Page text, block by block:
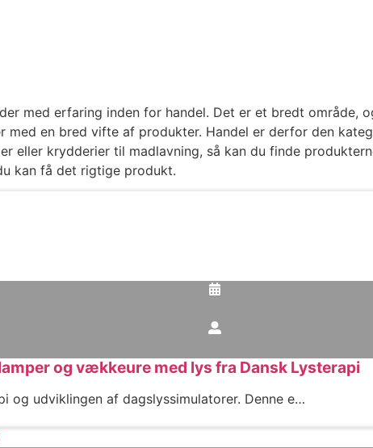
med erfaring inden for handel. Det er et bredt
en bred vifte af produkter. Handel er derfor den
eller krydderier til madlavning, så kan du finde
kan få det rigtige produkt.
og vækkeure med lys fra Dansk Lysterapi
og udviklingen af dagslyssimulatorer. Denne e…